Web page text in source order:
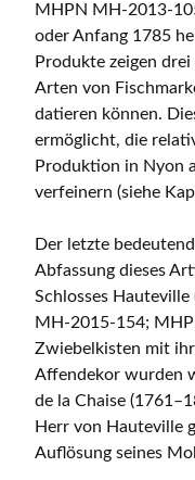
MHPN MH-2013-
oder Anfang 1785
Produkte zeigen
Arten von
datieren können.
ermöglicht, die
Produktion in Nyon
verfeinern (siehe
Der letzte
Abfassung dieses
Schlosses
MH-2015-154;
Zwiebelkisten mit
Affendekor wurden
de la Chaise
Herr von Hauteville
Auflösung seines